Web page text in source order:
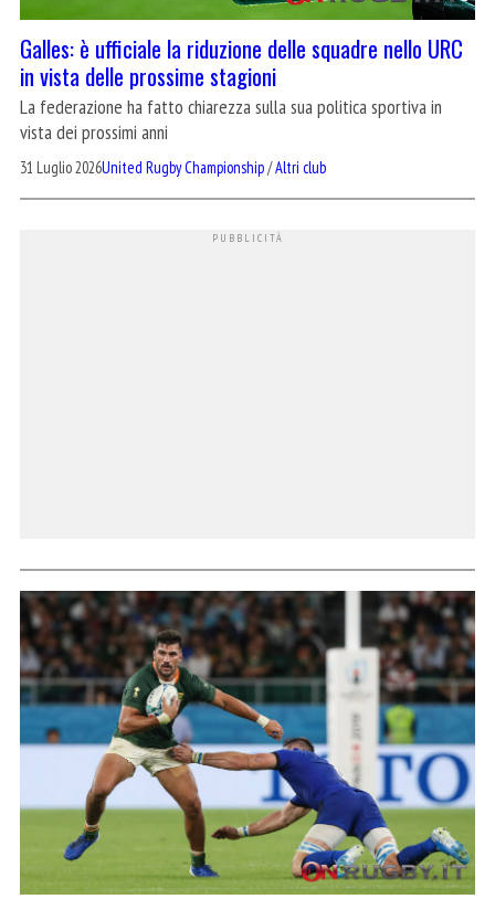
Galles: è ufficiale la riduzione delle squadre nello URC
in vista delle prossime stagioni
La federazione ha fatto chiarezza sulla sua politica sportiva in
vista dei prossimi anni
31 Luglio 2026United Rugby Championship/Altri club